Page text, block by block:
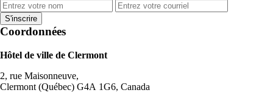
Coordonnées
Hôtel de ville de Clermont
2, rue Maisonneuve,
Clermont (Québec) G4A 1G6, Canada